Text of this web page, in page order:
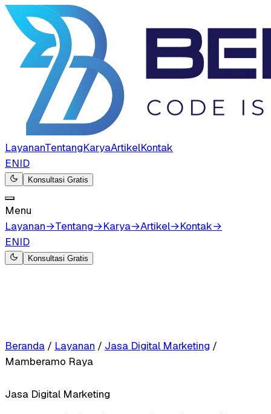
LayananTentangKaryaArtikelKontak
ENID
Konsultasi Gratis
Menu
Layanan→Tentang→Karya→Artikel→Kontak→
ENID
Konsultasi Gratis
Beranda / Layanan / Jasa Digital Marketing /
Mamberamo Raya
Jasa Digital Marketing